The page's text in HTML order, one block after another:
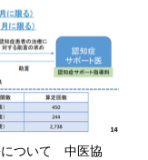
について 中医協